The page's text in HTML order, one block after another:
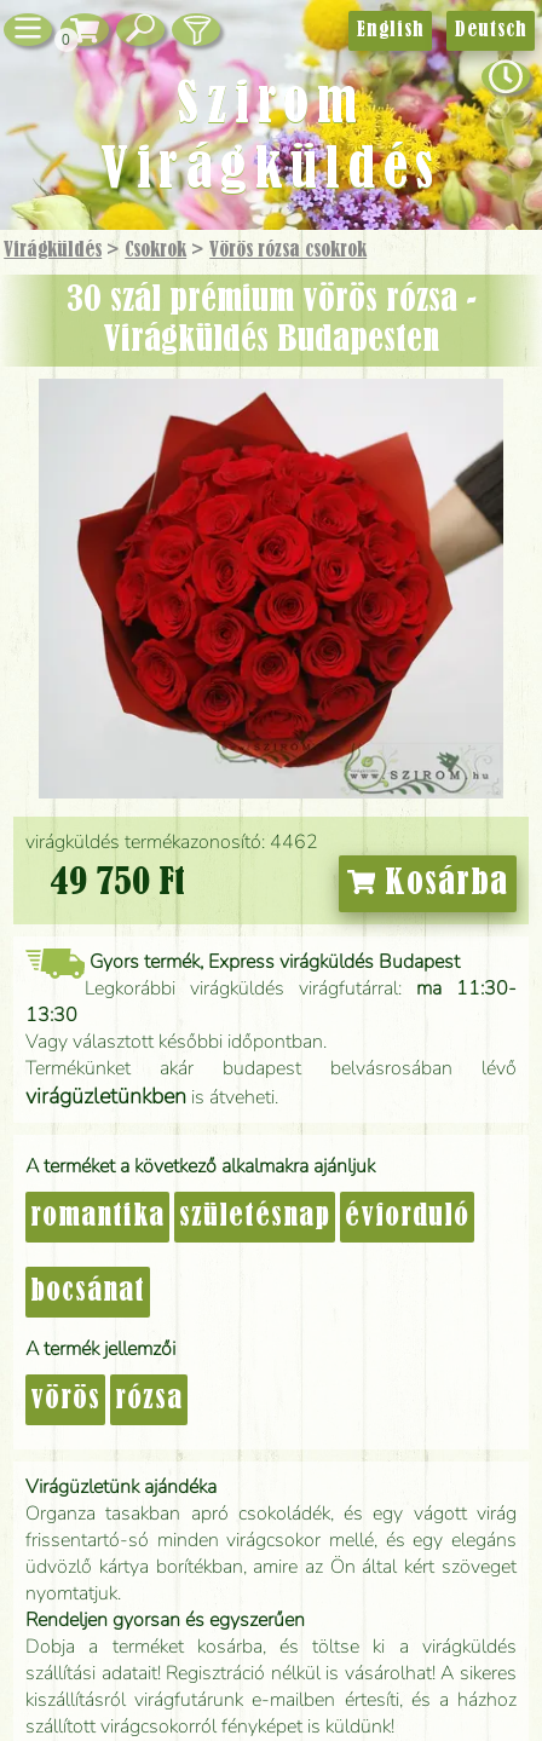
0
Virágküldés > Csokrok > Vörös rózsa csokrok
30 szál prémium vörös rózsa -
Virágküldés Budapesten
virágküldés termékazonosító: 4462
49 750 Ft Kosárba
Gyors termék, Express virágküldés Budapest
Legkorábbi virágküldés virágfutárral: ma 11:30-
13:30
Vagy választott későbbi időpontban.
Termékünket akár budapest belvásrosában lévő
virágüzletünkben is átveheti.
A terméket a következő alkalmakra ajánljuk
romantika születésnap évforduló
bocsánat
A termék jellemzői
vörös rózsa
Virágüzletünk ajándéka
Organza tasakban apró csokoládék, és egy vágott virág
frissentartó-só minden virágcsokor mellé, és egy elegáns
üdvözlő kártya borítékban, amire az Ön által kért szöveget
nyomtatjuk.
Rendeljen gyorsan és egyszerűen
Dobja a terméket kosárba, és töltse ki a virágküldés
szállítási adatait! Regisztráció nélkül is vásárolhat! A sikeres
kiszállításról virágfutárunk e-mailben értesíti, és a házhoz
szállított virágcsokorról fényképet is küldünk!
English Deutsch
Szirom
Virágküldés